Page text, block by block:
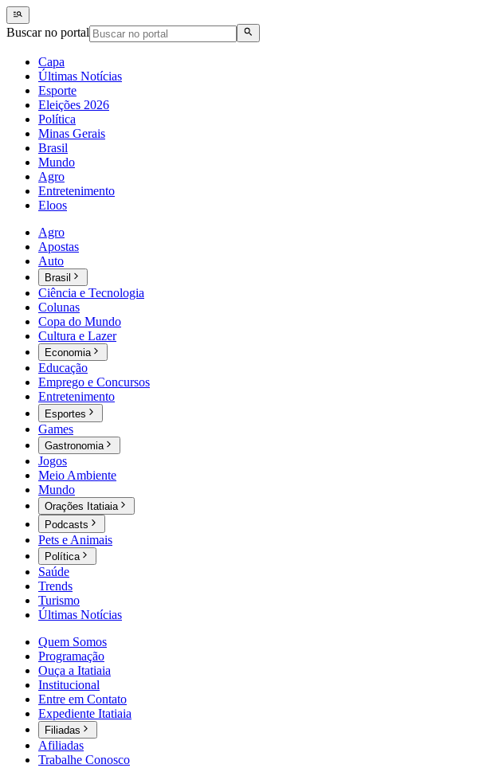
Buscar no portal
Capa
Últimas Notícias
Esporte
Eleições 2026
Política
Minas Gerais
Brasil
Mundo
Agro
Entretenimento
Eloos
Agro
Apostas
Auto
Brasil
Ciência e Tecnologia
Colunas
Copa do Mundo
Cultura e Lazer
Economia
Educação
Emprego e Concursos
Entretenimento
Esportes
Games
Gastronomia
Jogos
Meio Ambiente
Mundo
Orações Itatiaia
Podcasts
Pets e Animais
Política
Saúde
Trends
Turismo
Últimas Notícias
Quem Somos
Programação
Ouça a Itatiaia
Institucional
Entre em Contato
Expediente Itatiaia
Filiadas
Afiliadas
Trabalhe Conosco